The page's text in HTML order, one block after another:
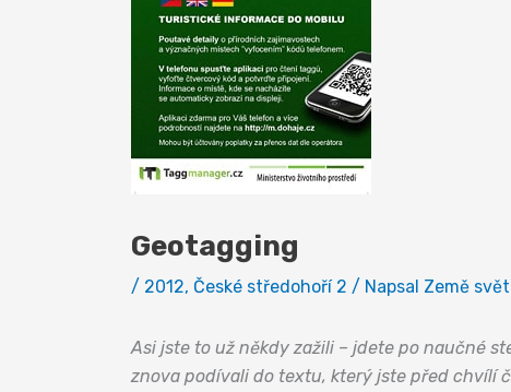
Geotagging
/ 2012, České středohoří 2 / Napsal Země
Asi jste to už někdy zažili – jdete po naučné
znova podívali do textu, který jste před chvílí